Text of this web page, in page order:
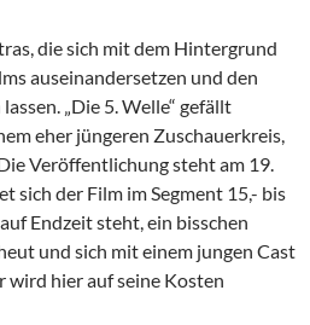
die sich mit dem Hintergrund
auseinandersetzen und den
„Die 5. Welle“ gefällt
eher jüngeren Zuschauerkreis,
Veröffentlichung steht am 19.
sich der Film im Segment 15,- bis
Endzeit steht, ein bisschen
und sich mit einem jungen Cast
wird hier auf seine Kosten